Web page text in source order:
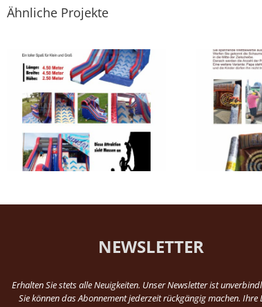
Ähnliche Projekte
Axtwerfen aufblasbar
NEWSLETTER
Erhalten Sie stets alle Neuigkeiten. Unser Newsletter ist
Sie können das Abonnement jederzeit rückgängig machen. Ihre